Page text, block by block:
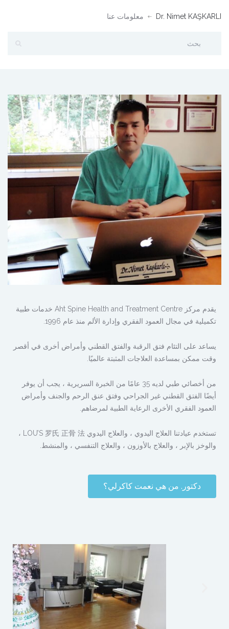
Dr. Nimet KAŞKARLI معلومات عنا
يقدم مركز Aht Spine Health and Treatment Centre خدمات طبية
تكميلية في مجال العمود الفقري وإدارة الألم منذ عام 1996.
يساعد على التئام فتق الرقبة والفتق القطني وأمراض أخرى في أقصر
وقت ممكن بمساعدة العلاجات المثبتة عالميًا.
من أخصائي طبي لديه 35 عامًا من الخبرة السريرية ، يجب أن يوفر
أيضًا الفتق القطني غير الجراحي وفتق عنق الرحم والجنف وأمراض
العمود الفقري الأخرى الرعاية الطبية لمرضاهم.
تستخدم عيادتنا العلاج اليدوي ، والعلاج اليدوي LOU’S 罗氏 正骨 法 ،
والوخز بالإبر ، والعلاج بالأوزون ، والعلاج التنفسي ، والمنشط.
دكتور. من هي نعمت كاكرلي؟